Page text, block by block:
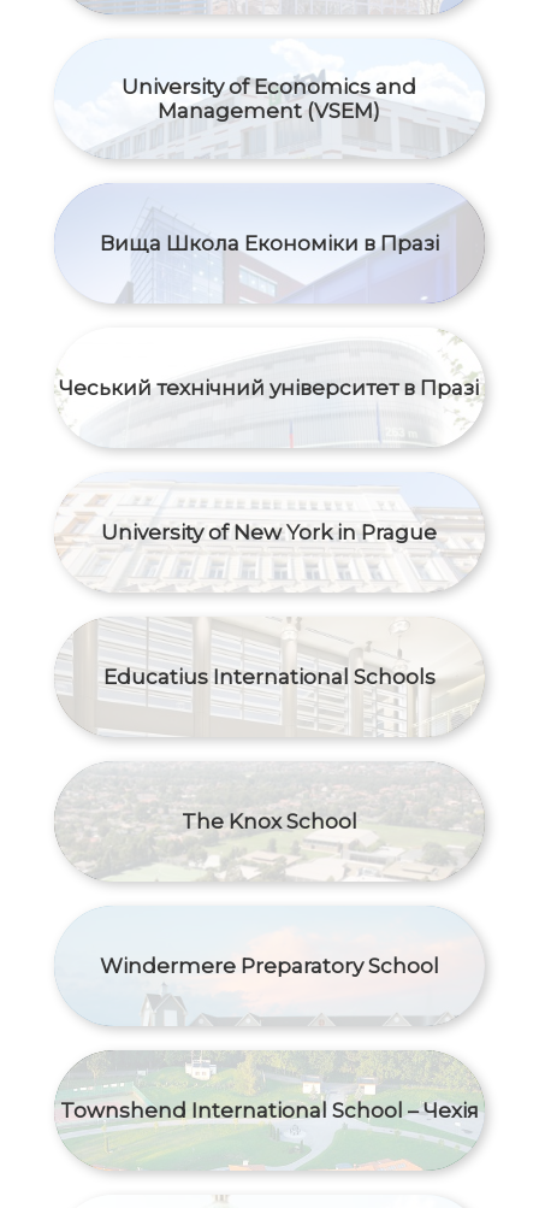
University of Economics and
Management (VSEM)
Вища Школа Економіки в Празі
Чеський технічний університет в Празі
University of New York in Prague
Educatius International Schools
The Knox School
Windermere Preparatory School
Townshend International School – Чехія